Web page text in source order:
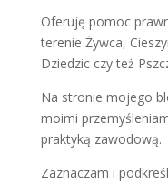
Oferuję pomoc
terenie Żywca,
Dziedzic czy też
Na stronie mojego
moimi
praktyką zawodową.
Zaznaczam i